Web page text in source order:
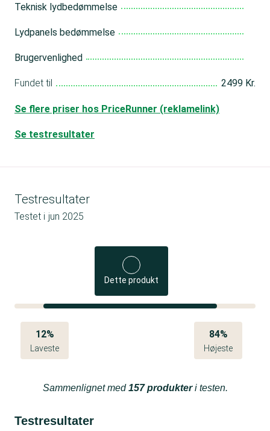
Teknisk lydbedømmelse
Lydpanels bedømmelse
Brugervenlighed
Fundet til 2499 Kr.
Se flere priser hos PriceRunner (reklamelink)
Se testresultater
Testresultater
Testet i jun 2025
Dette produkt
12%
Laveste
84%
Højeste
Sammenlignet med157 produkteri testen.
Testresultater